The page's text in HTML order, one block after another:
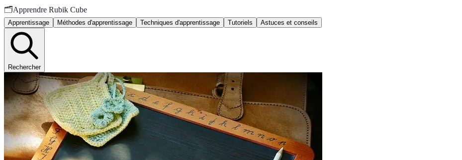
🗂️Apprendre Rubik Cube
Apprentissage Méthodes d'apprentissage Techniques d'apprentissage Tutoriels Astuces et conseils
Rechercher